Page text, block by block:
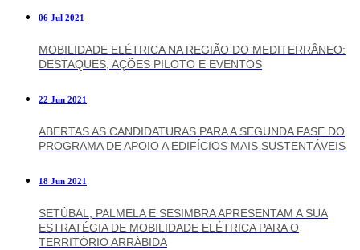
06 Jul 2021
MOBILIDADE ELÉTRICA NA REGIÃO DO MEDITERRÂNEO:
DESTAQUES, AÇÕES PILOTO E EVENTOS
22 Jun 2021
ABERTAS AS CANDIDATURAS PARA A SEGUNDA FASE DO
PROGRAMA DE APOIO A EDIFÍCIOS MAIS SUSTENTÁVEIS
18 Jun 2021
SETÚBAL, PALMELA E SESIMBRA APRESENTAM A SUA
ESTRATÉGIA DE MOBILIDADE ELÉTRICA PARA O
TERRITÓRIO ARRÁBIDA